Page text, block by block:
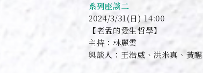
系列座談二
2024/3/31(日) 14:00
【老孟的愛生哲學】
主持：林麗雲
與談人：王浩威、洪米真、黃